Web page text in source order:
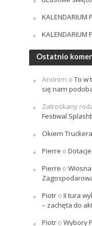
KALENDARIUM
KALENDARIUM
Ostatnio
Anonim oTo w
się nam
Zatroskany
Festiwal
Okiem Truckera
Pierre o
Pierre o Wiosna
Piotro II tura
– zachęta do
Piotro Wybory